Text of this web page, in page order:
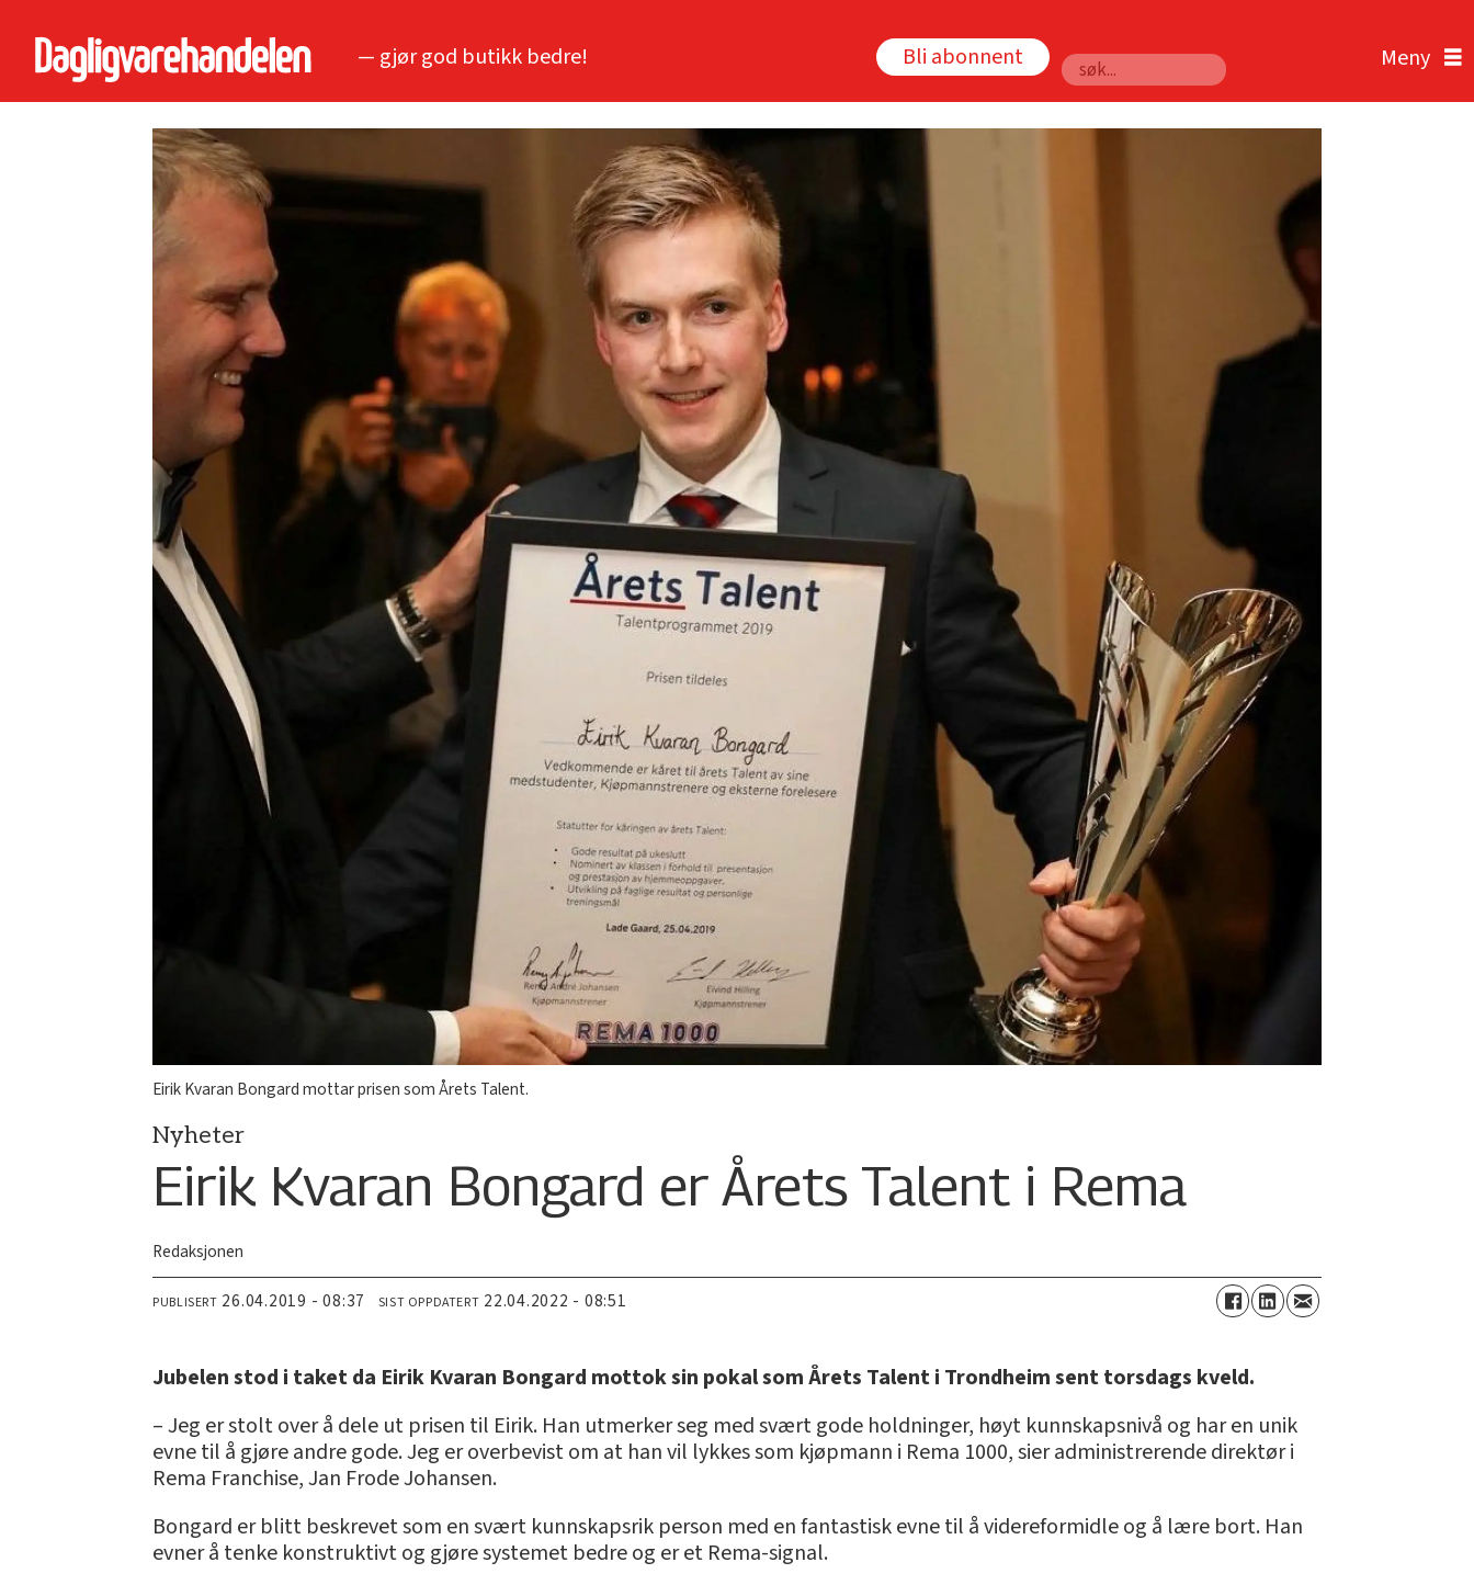
— gjør god butikk bedre! Bli abonnent
Søk
Eirik Kvaran Bongard mottar prisen som Årets Talent.
Nyheter
Eirik Kvaran Bongard er Årets Talent i Rema
Redaksjonen
PUBLISERT 26.04.2019 - 08:37 SIST OPPDATERT 22.04.2022 - 08:51
Jubelen stod i taket da Eirik Kvaran Bongard mottok sin pokal som Årets Talent i Trondheim sent torsdags kveld.
– Jeg er stolt over å dele ut prisen til Eirik. Han utmerker seg med svært gode holdninger, høyt kunnskapsnivå og har en unik
evne til å gjøre andre gode. Jeg er overbevist om at han vil lykkes som kjøpmann i Rema 1000, sier administrerende direktør i
Rema Franchise, Jan Frode Johansen.
Bongard er blitt beskrevet som en svært kunnskapsrik person med en fantastisk evne til å videreformidle og å lære bort. Han
evner å tenke konstruktivt og gjøre systemet bedre og er et Rema-signal.